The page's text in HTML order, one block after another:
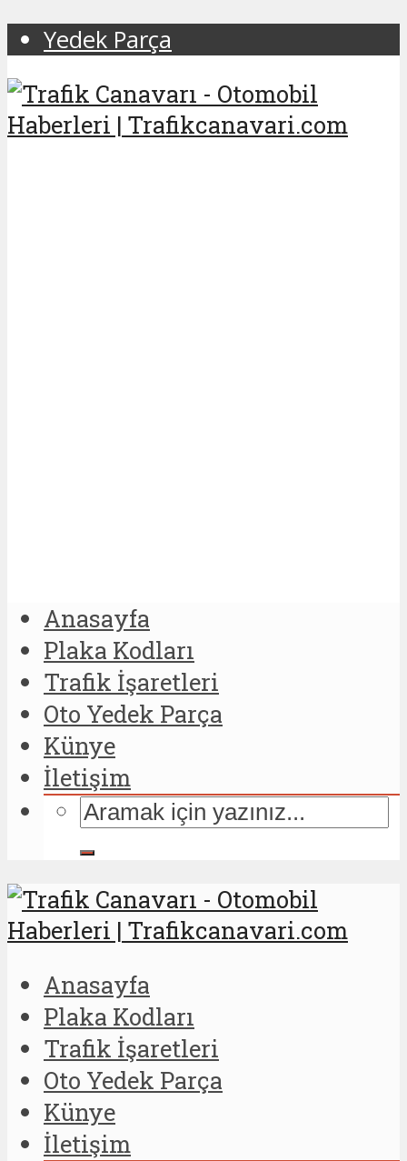
Yedek Parça
Anasayfa
Plaka Kodları
Trafik İşaretleri
Oto Yedek Parça
Künye
İletişim
Anasayfa
Plaka Kodları
Trafik İşaretleri
Oto Yedek Parça
Künye
İletişim